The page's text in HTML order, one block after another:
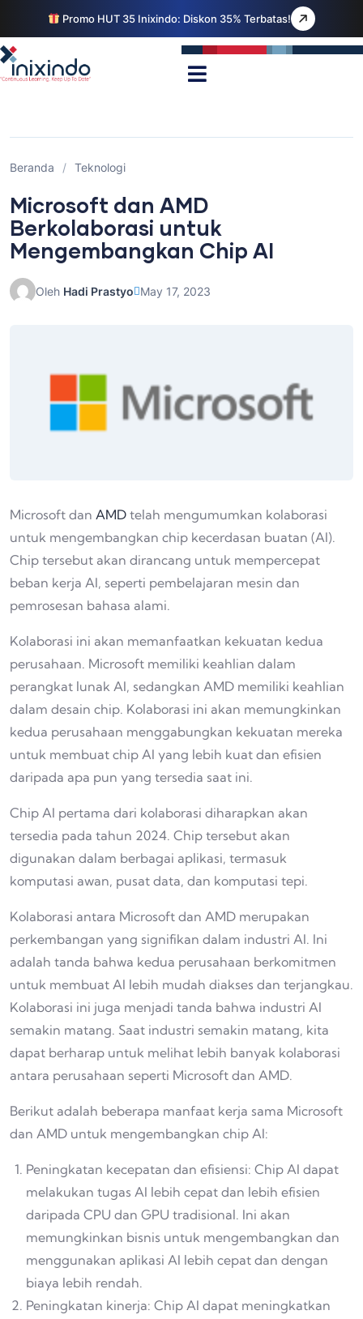
Promo HUT 35 Inixindo: Diskon 35% Terbatas!
Beranda / Teknologi
Microsoft dan AMD
Berkolaborasi untuk
Mengembangkan Chip AI
Oleh Hadi Prastyo May 17, 2023
Microsoft dan AMD telah mengumumkan kolaborasi
untuk mengembangkan chip kecerdasan buatan (AI).
Chip tersebut akan dirancang untuk mempercepat
beban kerja AI, seperti pembelajaran mesin dan
pemrosesan bahasa alami.
Kolaborasi ini akan memanfaatkan kekuatan kedua
perusahaan. Microsoft memiliki keahlian dalam
perangkat lunak AI, sedangkan AMD memiliki keahlian
dalam desain chip. Kolaborasi ini akan memungkinkan
kedua perusahaan menggabungkan kekuatan mereka
untuk membuat chip AI yang lebih kuat dan efisien
daripada apa pun yang tersedia saat ini.
Chip AI pertama dari kolaborasi diharapkan akan
tersedia pada tahun 2024. Chip tersebut akan
digunakan dalam berbagai aplikasi, termasuk
komputasi awan, pusat data, dan komputasi tepi.
Kolaborasi antara Microsoft dan AMD merupakan
perkembangan yang signifikan dalam industri AI. Ini
adalah tanda bahwa kedua perusahaan berkomitmen
untuk membuat AI lebih mudah diakses dan terjangkau.
Kolaborasi ini juga menjadi tanda bahwa industri AI
semakin matang. Saat industri semakin matang, kita
dapat berharap untuk melihat lebih banyak kolaborasi
antara perusahaan seperti Microsoft dan AMD.
Berikut adalah beberapa manfaat kerja sama Microsoft
dan AMD untuk mengembangkan chip AI:
Peningkatan kecepatan dan efisiensi: Chip AI dapat
melakukan tugas AI lebih cepat dan lebih efisien
daripada CPU dan GPU tradisional. Ini akan
memungkinkan bisnis untuk mengembangkan dan
menggunakan aplikasi AI lebih cepat dan dengan
biaya lebih rendah.
Peningkatan kinerja: Chip AI dapat meningkatkan